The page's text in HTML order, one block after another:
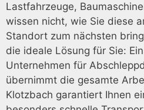
Lastfahrzeuge,
wissen nicht, wie Sie diese
Standort zum nächsten
die ideale Lösung für Sie:
Unternehmen für
übernimmt die gesamte
Klotzbach garantiert Ihnen